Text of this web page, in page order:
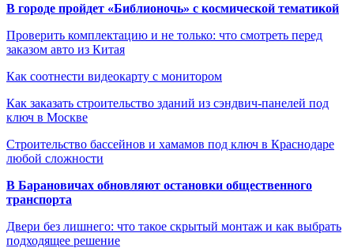
В городе пройдет «Библионочь» с космической тематикой
Проверить комплектацию и не только: что смотреть перед
заказом авто из Китая
Как соотнести видеокарту с монитором
Как заказать строительство зданий из сэндвич-панелей под
ключ в Москве
Строительство бассейнов и хамамов под ключ в Краснодаре
любой сложности
В Барановичах обновляют остановки общественного
транспорта
Двери без лишнего: что такое скрытый монтаж и как выбрать
подходящее решение